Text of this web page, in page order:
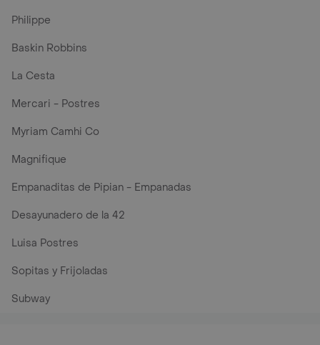
Philippe
Baskin Robbins
La Cesta
Mercari - Postres
Myriam Camhi Co
Magnifique
Empanaditas de Pipian - Empanadas
Desayunadero de la 42
Luisa Postres
Sopitas y Frijoladas
Subway